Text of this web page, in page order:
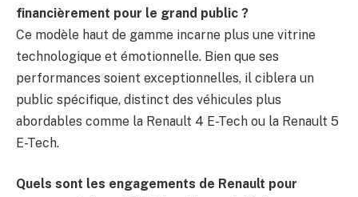
financièrement pour le grand public ?
Ce modèle haut de gamme incarne plus une vitrine
technologique et émotionnelle. Bien que ses
performances soient exceptionnelles, il ciblera un
public spécifique, distinct des véhicules plus
abordables comme la Renault 4 E-Tech ou la Renault 5
E-Tech.
Quels sont les engagements de Renault pour